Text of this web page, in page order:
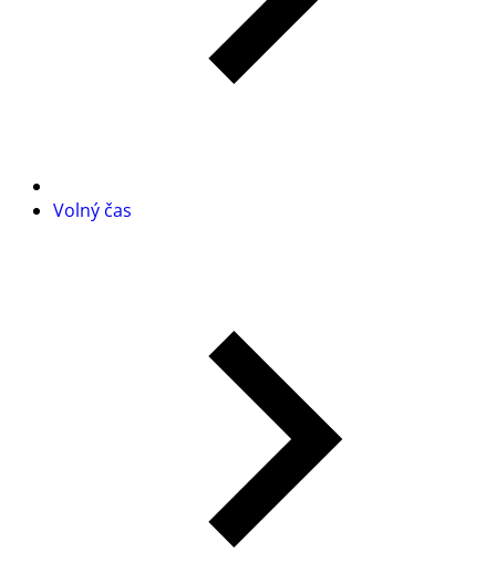
Volný čas